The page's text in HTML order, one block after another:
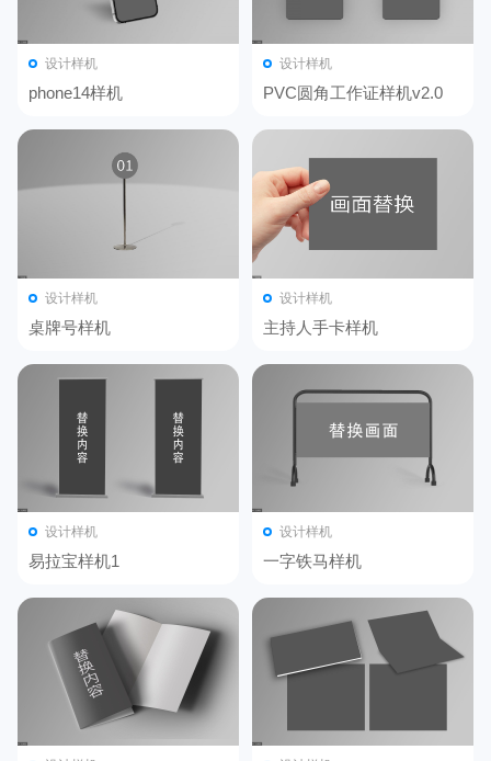
设计样机
phone14样机
设计样机
PVC圆角工作证样机v2.0
设计样机
桌牌号样机
设计样机
主持人手卡样机
设计样机
易拉宝样机1
设计样机
一字铁马样机